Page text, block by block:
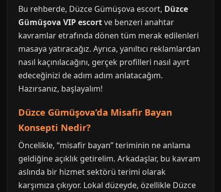
Bu rehberde, Düzce Gümüşova escort, Düzce
Gümüşova VIP escortve benzeri anahtar
kavramlar etrafında dönen tüm merak edilenleri
masaya yatıracağız. Ayrıca, yanıltıcı reklamlardan
nasıl kaçınılacağını, gerçek profilleri nasıl ayırt
edeceğinizi de adım adım anlatacağım.
Hazırsanız, başlayalım!
Düzce Gümüşova’da Misafir Bayan
Konsepti Nedir?
Öncelikle, “misafir bayan” teriminin ne anlama
geldiğine açıklık getirelim. Arkadaşlar, bu kavram
aslında bir hizmet sektörü terimi olarak
karşımıza çıkıyor. Lokal düzeyde, özellikle Düzce